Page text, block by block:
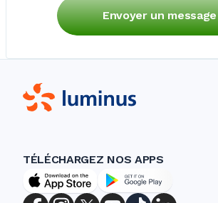
Envoyer un message
TÉLÉCHARGEZ NOS APPS